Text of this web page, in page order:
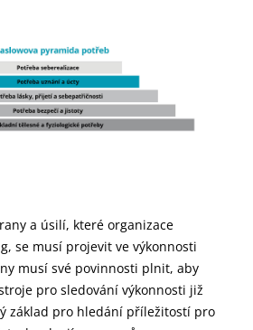
a úsilí, které organizace
se musí projevit ve výkonnosti
musí své povinnosti plnit, aby
pro sledování výkonnosti již
základ pro hledání příležitostí pro